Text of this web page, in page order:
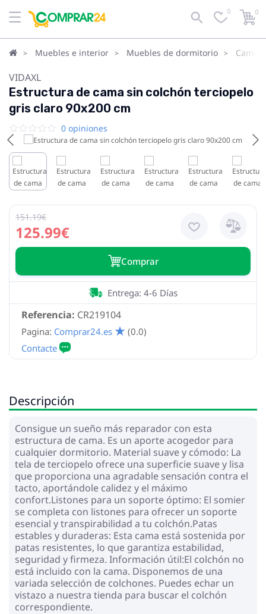
0 0
Muebles e interior Muebles de dormitorio Camas
VIDAXL
Estructura de cama sin colchón terciopelo
gris claro 90x200 cm
0 opiniones
125.99€
151.19€
Сomprar
Referencia: CR219104
Entrega: 4-6 Días
Pagina: Comprar24.es (0.0)
Descripción
Consigue un sueño más reparador con esta
estructura de cama. Es un aporte acogedor para
cualquier dormitorio. Material suave y cómodo: La
tela de terciopelo ofrece una superficie suave y lisa
que proporciona una agradable sensación contra el
tacto, aportándole calidez y el máximo
confort.Listones para un soporte óptimo: El somier
se completa con listones para ofrecer un soporte
esencial y transpirabilidad a tu colchón.Patas
estables y duraderas: Esta cama está sostenida por
patas resistentes, lo que garantiza estabilidad,
seguridad y firmeza. Información útil:El colchón no
está incluido con la cama. Disponemos de una
variada selección de colchones. Puedes echar un
vistazo a nuestra tienda para buscar el colchón
correspondiente.